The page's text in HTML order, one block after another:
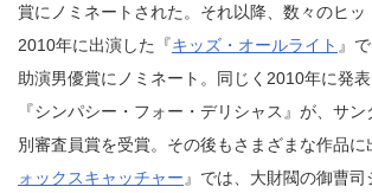
賞にノミネートされた。それ以降、数々のヒッ
2010年に出演した『キッズ・オールライト 』
助演男優賞にノミネート。同じく2010年に発
『シンパシー・フォー・デリシャス』が、サ
別審査員賞を受賞。その後もさまざまな作品に
ォックスキャッチャー 』では、大財閥の御曹